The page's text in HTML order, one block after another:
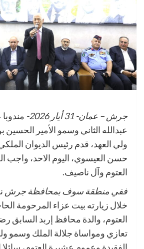
جرش – عمان- 31 أيار 2026-
عبدالله الثاني وسمو الأمير الحسين
ولي العهد، قدم رئيس الديوان
حسن العيسوي، اليوم الاحد، واجب
العتوم وآل ناصيف.
ففي منطقة سوف بمحافظة جرش
خلال زيارته بيت عزاء المرحومة
العتوم، والدة محافظ إربد السابق
تعازي ومواساة جلالة الملك وسمو